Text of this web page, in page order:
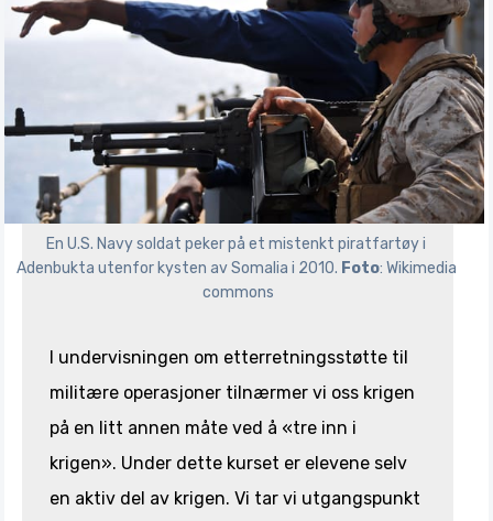
En U.S. Navy soldat peker på et mistenkt piratfartøy i
Adenbukta utenfor kysten av Somalia i 2010. Foto: Wikimedia
commons
I undervisningen om etterretningsstøtte til
militære operasjoner tilnærmer vi oss krigen
på en litt annen måte ved å «tre inn i
krigen». Under dette kurset er elevene selv
en aktiv del av krigen. Vi tar vi utgangspunkt